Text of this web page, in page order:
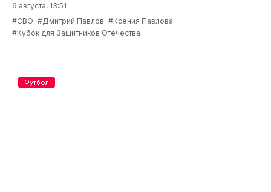
6 августа, 13:51
#СВО #Дмитрий Павлов #Ксения Павлова
#Кубок для Защитников Отечества
Футбол